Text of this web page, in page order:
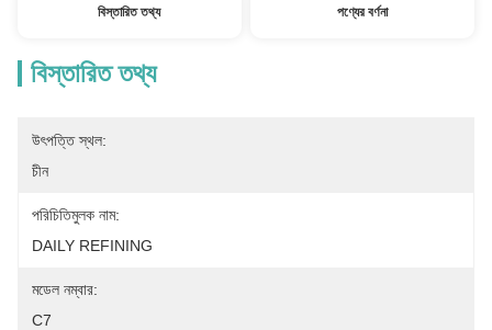
বিস্তারিত তথ্য পণ্যের বর্ণনা
বিস্তারিত তথ্য
উৎপত্তি স্থল:
চীন
পরিচিতিমুলক নাম:
DAILY REFINING
মডেল নম্বার:
C7